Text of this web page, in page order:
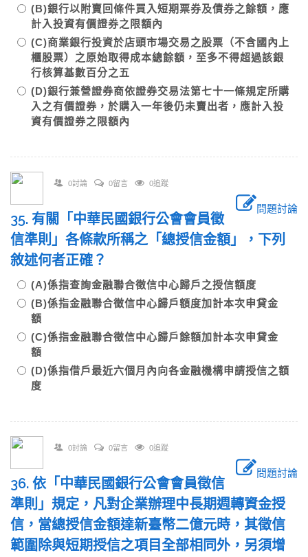
(B)銀行以附賣回條件買入短期票券及債券之餘額，應
計入投資有價證券之限額內
(C)商業銀行投資於店頭市場交易之股票（不含國內上
櫃股票）之原始取得成本總餘額，至多不得超過該銀
行核算基數百分之五
(D)銀行兼營證券商依證券交易法第七十一條規定所購
入之有價證券，於購入一年後仍未賣出者，應計入投
資有價證券之限額內
0討論 0留言 0追蹤
問題討論
35. 有關「中華民國銀行公會會員徵
信準則」各條款所稱之「總授信金額」，下列
敘述何者正確？
(A)係指查詢金融聯合徵信中心歸戶之授信額度
(B)係指金融聯合徵信中心歸戶額度加計本次申貸金
額
(C)係指金融聯合徵信中心歸戶餘額加計本次申貸金
額
(D)係指借戶最近六個月內向各金融機構申請授信之額
度
0討論 0留言 0追蹤
問題討論
36. 依「中華民國銀行公會會員徵信
準則」規定，凡對企業辦理中長期週轉資金授
信，當總授信金額達新臺幣二億元時，其徵信
範圍除與短期授信之項目全部相同外，另須增